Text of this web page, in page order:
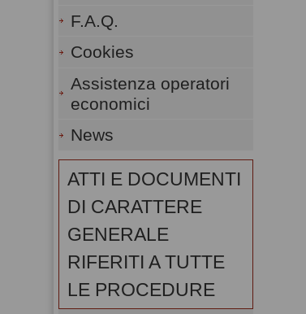
F.A.Q.
Cookies
Assistenza operatori
economici
News
ATTI E DOCUMENTI
DI CARATTERE
GENERALE
RIFERITI A TUTTE
LE PROCEDURE